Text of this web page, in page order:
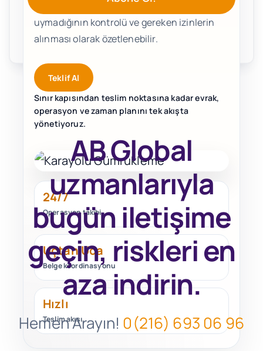
ilgili ülkenin gümrük kurallarına uyup
uymadığının kontrolü ve gereken izinlerin
alınması olarak özetlenebilir.
Teklif Al
Sınır kapısından teslim noktasına kadar evrak,
operasyon ve zaman planını tek akışta
yönetiyoruz.
24/7
Operasyon takibi
Uçtan Uca
Belge koordinasyonu
Hızlı
Teslim akışı
AB Global
uzmanlarıyla
bugüniletişime
geçin, riskleri en
aza indirin.
Hemen Arayın! 0(216) 693 06 96